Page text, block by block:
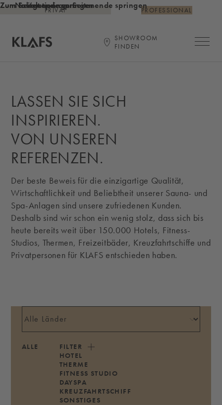
Zum Inhalt springen
Zum Seitenende springen
Zur Navigation am Seitenende springen
PRIVAT PROFESSIONAL
SHOWROOM
FINDEN
LASSEN SIE SICH
INSPIRIEREN.
VON UNSEREN
REFERENZEN.
Der beste Beweis für die einzigartige Qualität,
Wirtschaftlichkeit und Beliebtheit unserer Sauna- und
Spa-Anlagen sind unsere zufriedenen Kunden.
Deshalb sind wir schon ein wenig stolz, dass sich bis
heute bereits weit über 150.000 Hotels, Fitness-
Studios, Thermen, Freizeitbäder, Kreuzfahrtschiffe und
Privatpersonen für KLAFS entschieden haben.
ALLE
FILTER
HOTEL
THERME
FITNESS STUDIO
DAYSPA
KREUZFAHRTSCHIFF
SONSTIGES